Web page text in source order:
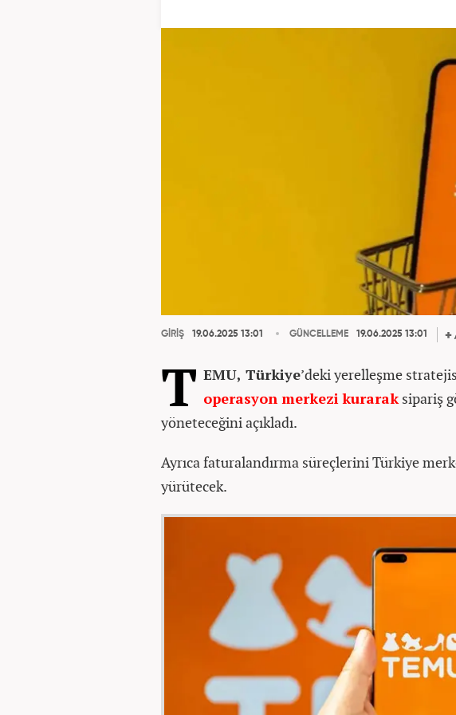
GİRİŞ 19.06.2025 13:01 GÜNCELLEME 19.06.2025 13:01
T EMU, Türkiye’deki yerelleşme
operasyon merkezikurarak sipariş
yöneteceğini açıkladı.
Ayrıca faturalandırma süreçlerini Türkiye
yürütecek.